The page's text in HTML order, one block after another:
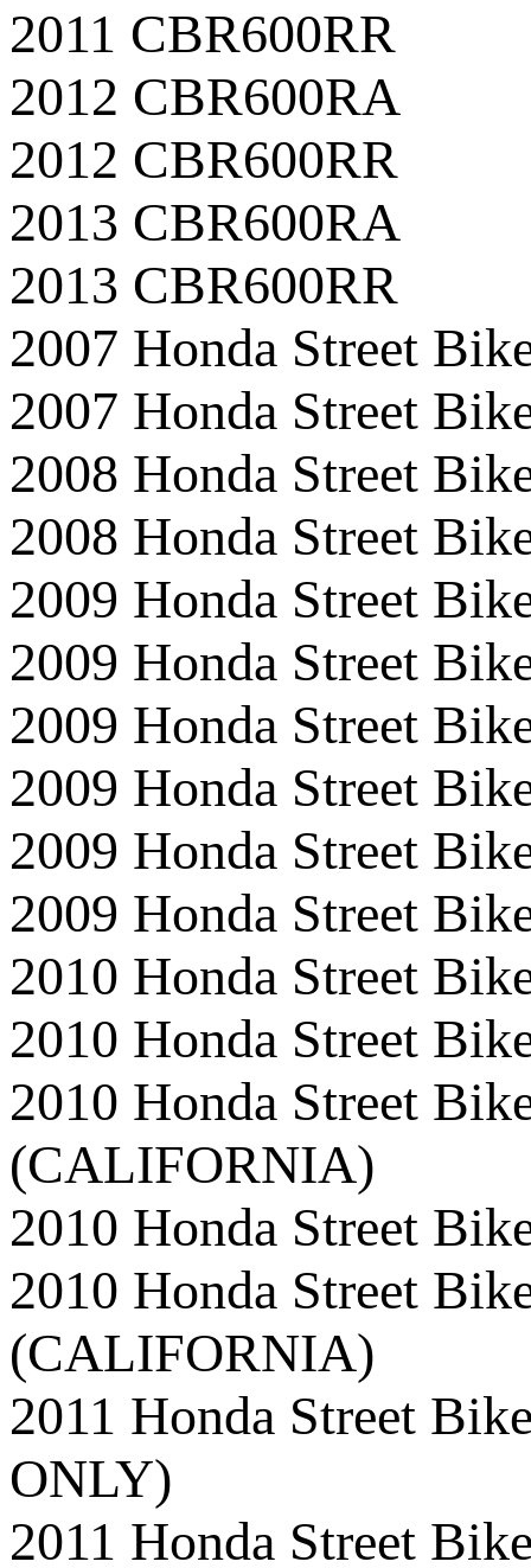
2011 CBR600RR
2012 CBR600RA
2012 CBR600RR
2013 CBR600RA
2013 CBR600RR
2007 Honda Street
2007 Honda Street
2008 Honda Street
2008 Honda Street
2009 Honda Street
2009 Honda Street
2009 Honda Street
2009 Honda Street
2009 Honda Street
2009 Honda Street
2010 Honda Street
2010 Honda Street
2010 Honda Street
(CALIFORNIA)
2010 Honda Street
2010 Honda Street
(CALIFORNIA)
2011 Honda Street
ONLY)
2011 Honda Street